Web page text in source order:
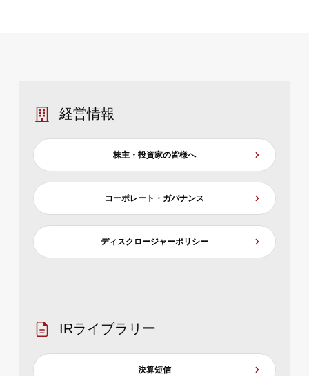
経営情報
株主・投資家の皆様へ
コーポレート・ガバナンス
ディスクロージャーポリシー
IRライブラリー
決算短信